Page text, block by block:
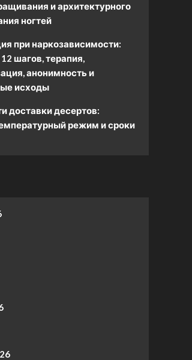
и архитектурного
ногтей
при наркозависимости:
шагов, терапия,
анонимность и
исходы
доставки десертов:
режим и сроки